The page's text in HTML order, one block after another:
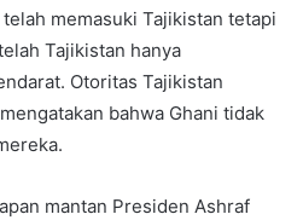
memasuki Tajikistan tetapi
Tajikistan hanya
Otoritas Tajikistan
bahwa Ghani tidak
mantan Presiden Ashraf